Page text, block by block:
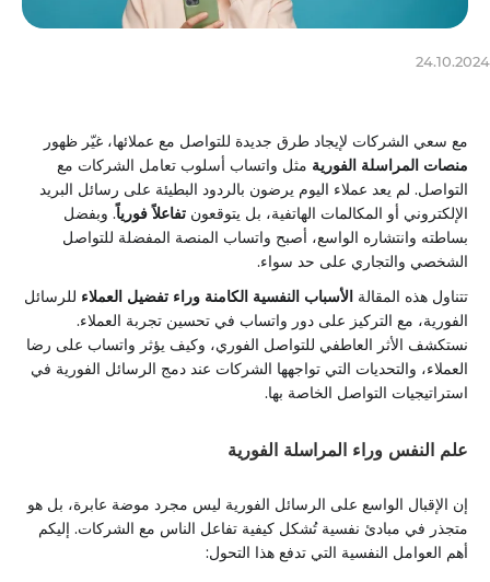
24.10.2024
مع سعي الشركات لإيجاد طرق جديدة للتواصل مع عملائها، غيّر ظهور
منصات المراسلة الفورية مثل واتساب أسلوب تعامل الشركات مع
التواصل. لم يعد عملاء اليوم يرضون بالردود البطيئة على رسائل البريد
الإلكتروني أو المكالمات الهاتفية، بل يتوقعون تفاعلاً فورياً. وبفضل
بساطته وانتشاره الواسع، أصبح واتساب المنصة المفضلة للتواصل
الشخصي والتجاري على حد سواء.
تتناول هذه المقالة الأسباب النفسية الكامنة وراء تفضيل العملاء للرسائل
الفورية، مع التركيز على دور واتساب في تحسين تجربة العملاء.
نستكشف الأثر العاطفي للتواصل الفوري، وكيف يؤثر واتساب على رضا
العملاء، والتحديات التي تواجهها الشركات عند دمج الرسائل الفورية في
استراتيجيات التواصل الخاصة بها.
علم النفس وراء المراسلة الفورية
إن الإقبال الواسع على الرسائل الفورية ليس مجرد موضة عابرة، بل هو
متجذر في مبادئ نفسية تُشكل كيفية تفاعل الناس مع الشركات. إليكم
أهم العوامل النفسية التي تدفع هذا التحول: